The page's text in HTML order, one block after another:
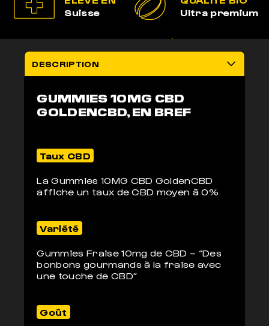
Suisse
Ultra premium
Non addictif
anonyme 2-3j
DESCRIPTION
GUMMIES 10MG CBD
GOLDENCBD, EN BREF
Taux CBD
La Gummies 10MG CBD GoldenCBD
affiche un taux de CBD moyen à 0%
Variété
Gummies Fraise 10mg de CBD – “Des
bonbons gourmands à la fraise avec
une touche de CBD”
Goût